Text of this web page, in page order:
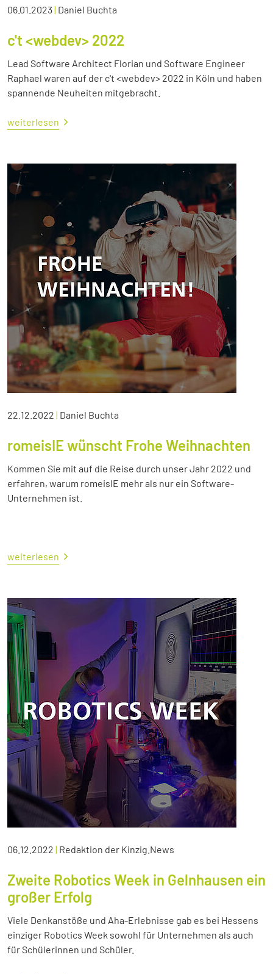
06.01.2023| Daniel Buchta
c't <webdev> 2022
Lead Software Architect Florian und Software Engineer
Raphael waren auf der c't <webdev> 2022 in Köln und haben
spannende Neuheiten mitgebracht.
weiterlesen
22.12.2022 | Daniel Buchta
romeisIE wünscht Frohe Weihnachten
Kommen Sie mit auf die Reise durch unser Jahr 2022 und
erfahren, warum romeisIE mehr als nur ein Software-
Unternehmen ist.
weiterlesen
06.12.2022 | Redaktion der Kinzig.News
Zweite Robotics Week in Gelnhausen ein
großer Erfolg
Viele Denkanstöße und Aha-Erlebnisse gab es bei Hessens
einziger Robotics Week sowohl für Unternehmen als auch
für Schülerinnen und Schüler.